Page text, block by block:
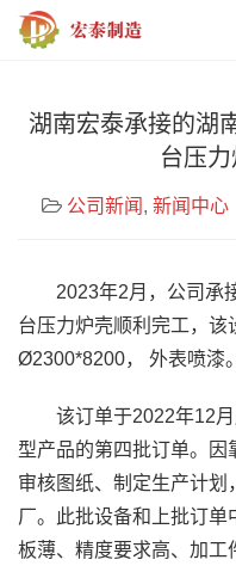
湖南宏泰承接的湖
台压
公司新闻 , 新闻中心
2023年2月，公司承
台压力炉壳顺利完工，该
Ø2300*8200， 外表喷漆。
该订单于2022年12
型产品的第四批订单。因
审核图纸、制定生产计划
厂。此批设备和上批订单
板薄、精度要求高、加工